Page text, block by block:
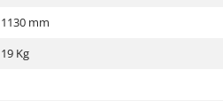
1130 mm
19 Kg